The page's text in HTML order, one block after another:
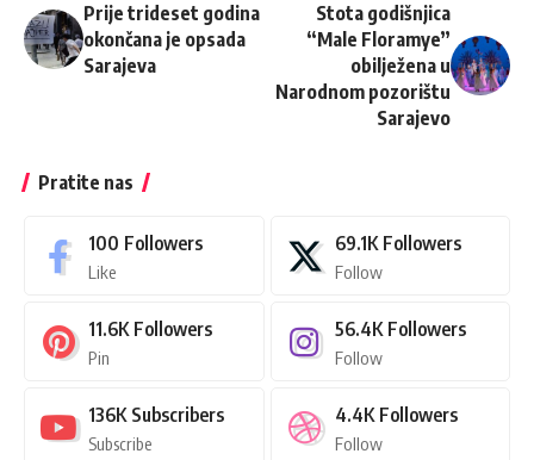
Prije trideset godina
okončana je opsada
Sarajeva
Stota godišnjica
“Male Floramye”
obilježena u
Narodnom pozorištu
Sarajevo
Pratite nas
100 Followers
Like
69.1K Followers
Follow
11.6K Followers
Pin
56.4K Followers
Follow
136K Subscribers
Subscribe
4.4K Followers
Follow